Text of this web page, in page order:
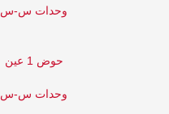
وحدات س-س
حوض 1 عين
وحدات س-س